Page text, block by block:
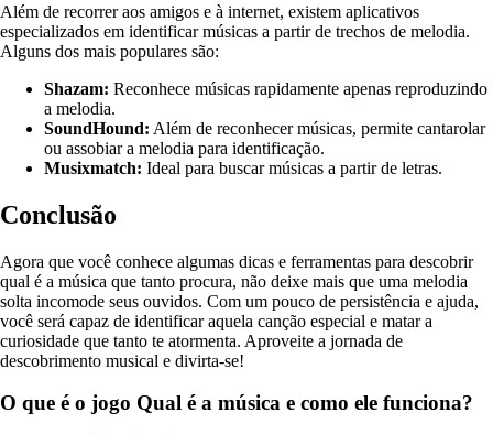
Além de recorrer aos amigos e à internet, existem aplicativos
especializados em identificar músicas a partir de trechos de melodia.
Alguns dos mais populares são:
Shazam: Reconhece músicas rapidamente apenas reproduzindo
a melodia.
SoundHound: Além de reconhecer músicas, permite cantarolar
ou assobiar a melodia para identificação.
Musixmatch: Ideal para buscar músicas a partir de letras.
Conclusão
Agora que você conhece algumas dicas e ferramentas para descobrir
qual é a música que tanto procura, não deixe mais que uma melodia
solta incomode seus ouvidos. Com um pouco de persistência e ajuda,
você será capaz de identificar aquela canção especial e matar a
curiosidade que tanto te atormenta. Aproveite a jornada de
descobrimento musical e divirta-se!
O que é o jogo Qual é a música e como ele funciona?